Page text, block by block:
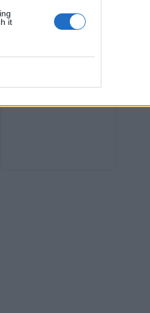
it
κατάφερε να αναστρέψει την
κρίση» - Τι είπε για Τσίπρα